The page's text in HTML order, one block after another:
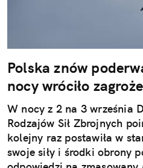
Polska znów
nocy wróciło
W nocy z 2 na 3 września
Rodzajów Sił Zbrojnych
kolejny raz postawiła w
swoje siły i środki obrony